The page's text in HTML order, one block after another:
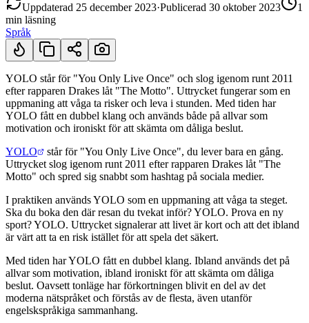
Uppdaterad 25 december 2023·Publicerad 30 oktober 2023
1
min läsning
Språk
Kort svar
YOLO står för "You Only Live Once" och slog igenom runt 2011
efter rapparen Drakes låt "The Motto". Uttrycket fungerar som en
uppmaning att våga ta risker och leva i stunden. Med tiden har
YOLO fått en dubbel klang och används både på allvar som
motivation och ironiskt för att skämta om dåliga beslut.
YOLO
står för "You Only Live Once", du lever bara en gång.
Uttrycket slog igenom runt 2011 efter rapparen Drakes låt "The
Motto" och spred sig snabbt som hashtag på sociala medier.
I praktiken används YOLO som en uppmaning att våga ta steget.
Ska du boka den där resan du tvekat inför? YOLO. Prova en ny
sport? YOLO. Uttrycket signalerar att livet är kort och att det ibland
är värt att ta en risk istället för att spela det säkert.
Med tiden har YOLO fått en dubbel klang. Ibland används det på
allvar som motivation, ibland ironiskt för att skämta om dåliga
beslut. Oavsett tonläge har förkortningen blivit en del av det
moderna nätspråket och förstås av de flesta, även utanför
engelskspråkiga sammanhang.